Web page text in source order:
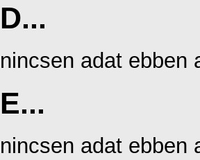
D...
nincsen adat ebben
E...
nincsen adat ebben